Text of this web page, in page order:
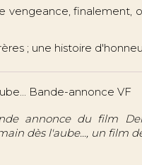
vengeance, finalement,
; une histoire
annonce du film
dès l'aube..., un film